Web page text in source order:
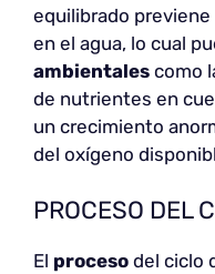
equilibrado
en el agua, lo cual
ambientales como
de nutrientes en
un crecimiento
del oxígeno
PROCESO DEL
El proceso del ciclo